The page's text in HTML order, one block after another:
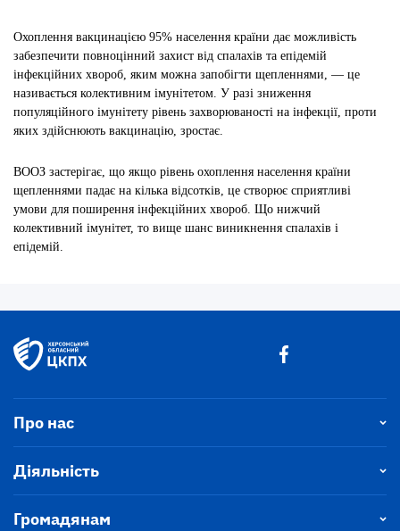
Охоплення вакцинацією 95% населення країни дає можливість
забезпечити повноцінний захист від спалахів та епідемій
інфекційних хвороб, яким можна запобігти щепленнями, — це
називається колективним імунітетом. У разі зниження
популяційного імунітету рівень захворюваності на інфекції, проти
яких здійснюють вакцинацію, зростає.
ВООЗ застерігає, що якщо рівень охоплення населення країни
щепленнями падає на кілька відсотків, це створює сприятливі
умови для поширення інфекційних хвороб. Що нижчий
колективний імунітет, то вище шанс виникнення спалахів і
епідемій.
Про нас
Діяльність
Громадянам